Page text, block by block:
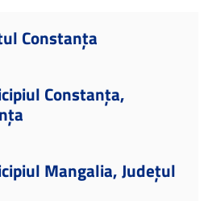
Constanța
Constanța,
Mangalia, Județul